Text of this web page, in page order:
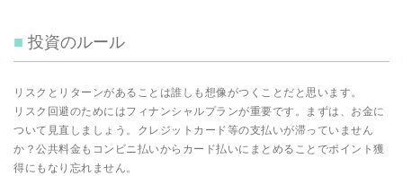
投資のルール
リスクとリターンがあることは誰しも想像がつくことだと思います。
リスク回避のためにはフィナンシャルプランが重要です。まずは、お金に
ついて見直しましょう。クレジットカード等の支払いが滞っていません
か？公共料金もコンビニ払いからカード払いにまとめることでポイント獲
得にもなり忘れません。